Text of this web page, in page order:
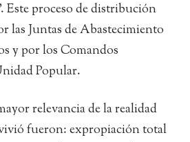
Este proceso de distribución
las Juntas de Abastecimiento
y por los Comandos
Popular.
relevancia de la realidad
fueron: expropiación total